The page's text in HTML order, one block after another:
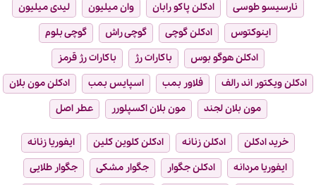
نارسیسو طوسی
ادکلن پاکو رابان وان میلیون
لیدی میلیون
اینوکتوس
ادکلن گوچی گوچی راش
گوچی بلوم
ادکلن هوگو بوس
باکارات رژ
باکارات رژ قرمز
ادکلن ویکتور اند رالف
فلاور بمب اسپایس بمب
ادکلن مون بلان
مون بلان لجند
مون بلان اکسپلورر عطر اصل
خرید ادکلن ادکلن زنانه ادکلن کلوین کلین
ایفوریا زنانه
ایفوریا مردانه
ادکلن جگوار جگوار مشکی
جگوار طلایی